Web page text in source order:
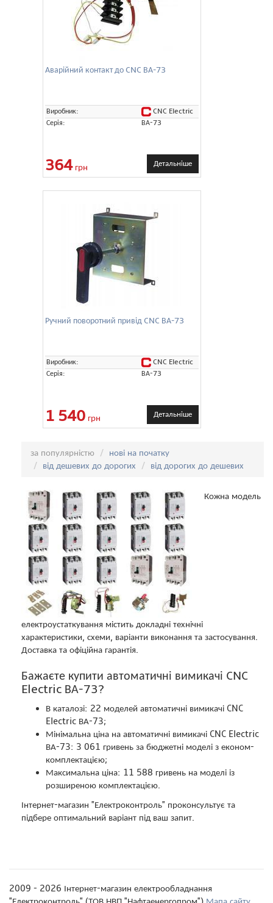
Аварійний контакт до CNC ВА-73
Виробник:
CNC Electric
Серія:
ВА-73
364грн Детальніше
Ручний поворотний привід CNC ВА-73
Виробник:
CNC Electric
Серія:
ВА-73
1 540 грн Детальніше
за популярністю
нові на початку
від дешевих до дорогих
від дорогих до дешевих
Кожна модель
електроустаткування містить докладні технічні
характеристики, схеми, варіанти виконання та застосування.
Доставка та офіційна гарантія.
Бажаєте купити автоматичні вимикачі CNC
Electric ВА-73?
В каталозі: 22 моделей автоматичні вимикачі CNC
Electric ВА-73;
Мінімальна ціна на автоматичні вимикачі CNC Electric
ВА-73: 3 061 гривень за бюджетні моделі з економ-
комплектацією;
Максимальна ціна: 11 588 гривень на моделі із
розширеною комплектацією.
Інтернет-магазин "Електроконтроль" проконсультує та
підбере оптимальний варіант під ваш запит.
2009 - 2026 Інтернет-магазин електрообладнання